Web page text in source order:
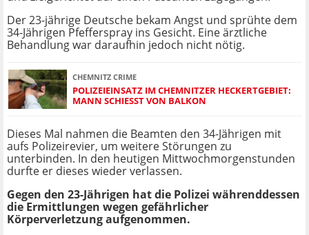
Der 23-jährige Deutsche bekam Angst und sprühte dem
34-Jährigen Pfefferspray ins Gesicht. Eine ärztliche
Behandlung war daraufhin jedoch nicht nötig.
CHEMNITZ CRIME
POLIZEIEINSATZ IM CHEMNITZER HECKERTGEBIET:
MANN SCHIESST VON BALKON
Dieses Mal nahmen die Beamten den 34-Jährigen mit
aufs Polizeirevier, um weitere Störungen zu
unterbinden. In den heutigen Mittwochmorgenstunden
durfte er dieses wieder verlassen.
Gegen den 23-Jährigen hat die Polizei währenddessen
die Ermittlungen wegen gefährlicher
Körperverletzung aufgenommen.